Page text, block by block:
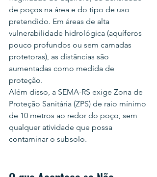
de poços na área e do tipo de uso
pretendido. Em áreas de alta
vulnerabilidade hidrológica (aquíferos
pouco profundos ou sem camadas
protetoras), as distâncias são
aumentadas como medida de
proteção.
Além disso, a SEMA-RS exige Zona de
Proteção Sanitária (ZPS) de raio mínimo
de 10 metros ao redor do poço, sem
qualquer atividade que possa
contaminar o subsolo.